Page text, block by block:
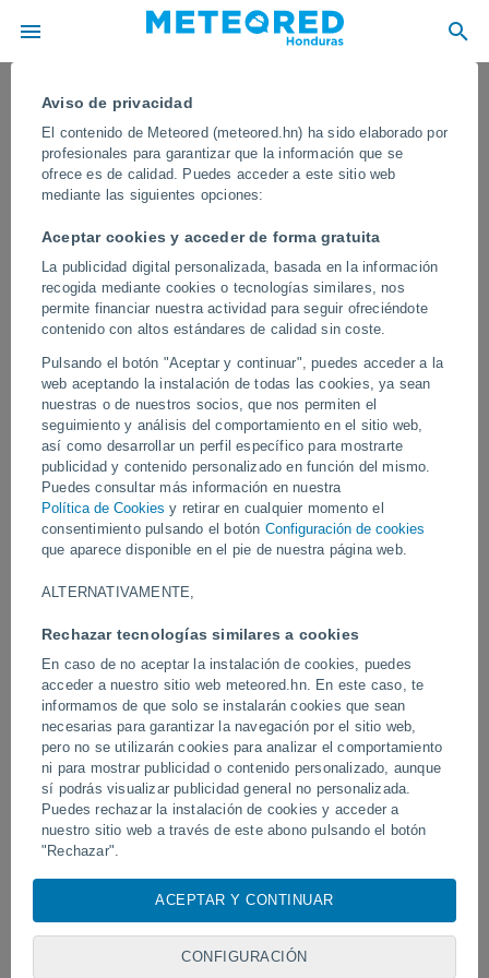
Aviso de privacidad
El contenido de Meteored (meteored.hn) ha sido elaborado por
profesionales para garantizar que la información que se
ofrece es de calidad. Puedes acceder a este sitio web
mediante las siguientes opciones:
Aceptar cookies y acceder de forma gratuita
La publicidad digital personalizada, basada en la información
recogida mediante cookies o tecnologías similares, nos
permite financiar nuestra actividad para seguir ofreciéndote
contenido con altos estándares de calidad sin coste.
Pulsando el botón "Aceptar y continuar", puedes acceder a la
web aceptando la instalación de todas las cookies, ya sean
nuestras o de nuestros socios, que nos permiten el
seguimiento y análisis del comportamiento en el sitio web,
así como desarrollar un perfil específico para mostrarte
publicidad y contenido personalizado en función del mismo.
Puedes consultar más información en nuestra
Política de Cookies y retirar en cualquier momento el
consentimiento pulsando el botón Configuración de cookies
que aparece disponible en el pie de nuestra página web.
ALTERNATIVAMENTE,
Rechazar tecnologías similares a cookies
En caso de no aceptar la instalación de cookies, puedes
acceder a nuestro sitio web meteored.hn. En este caso, te
informamos de que solo se instalarán cookies que sean
necesarias para garantizar la navegación por el sitio web,
pero no se utilizarán cookies para analizar el comportamiento
ni para mostrar publicidad o contenido personalizado, aunque
sí podrás visualizar publicidad general no personalizada.
Puedes rechazar la instalación de cookies y acceder a
nuestro sitio web a través de este abono pulsando el botón
"Rechazar".
cookies, identificadores únicos o tecnologías similares para
almacenar, acceder y procesar datos personales como su
visita en este sitio web, las direcciones IP y los
ACEPTAR Y CONTINUAR
CONFIGURACIÓN
Una gran tormenta nocturna ilumina
el cielo de París, Francia
Una tormenta supercelular provocó una gran actividad eléctrica en
el entorno de la capital francesa. También se registraron vientos
muy intensos y granizadas en las afueras.
Vídeos
Tornados y lluvias torrenciales en
Pelotas, Brasil.
Un rayo impactó en un
fútbol en Narathiwat,